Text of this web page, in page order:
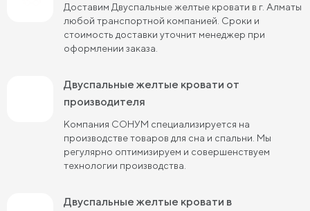
Двуспальные кровати 180х190 см
Двуспальные кровати 180х200 см
Двуспальные кровати для взрослых
Доставим Двуспальные желтые кровати в г. Алматы
любой транспортной компанией. Сроки и
стоимость доставки уточнит менеджер при
оформлении заказа.
Двуспальные желтые кровати от
производителя
Компания СОНУМ специализируется на
производстве товаров для сна и спальни. Мы
регулярно оптимизируем и совершенствуем
технологии производства.
Двуспальные желтые кровати в